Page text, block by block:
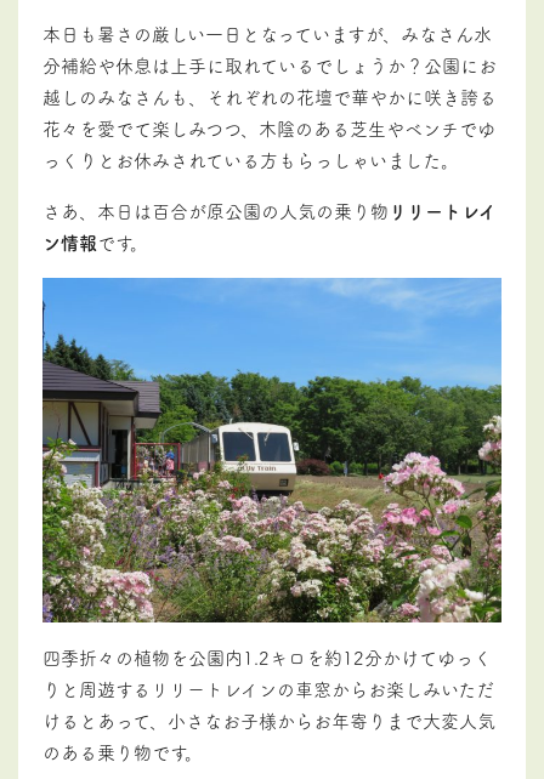
本日も暑さの厳しい一日となっていますが、みなさん水
分補給や休息は上手に取れているでしょうか？公園にお
越しのみなさんも、それぞれの花壇で華やかに咲き誇る
花々を愛でて楽しみつつ、木陰のある芝生やベンチでゆ
っくりとお休みされている方もらっしゃいました。
さあ、本日は百合が原公園の人気の乗り物 リリートレイ
ン情報です。
四季折々の植物を公園内1.2キロを約12分かけてゆっく
りと周遊するリリートレインの車窓からお楽しみいただ
けるとあって、小さなお子様からお年寄りまで大変人気
のある乗り物です。